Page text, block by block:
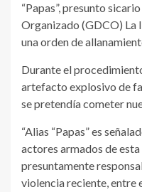
“Papas”, presunto
Organizado (GDCO) La
una orden de
Durante el
artefacto explosivo de
se pretendía cometer
“Alias “Papas” es
actores armados de
presuntamente
violencia reciente, entre